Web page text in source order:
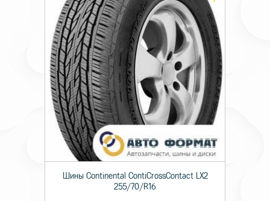
Шины Continental ContiCrossContact LX2
255/70/R16